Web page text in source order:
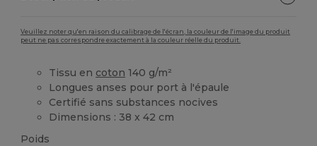
Veuillez noter qu'en raison du calibrage de l'écran, la couleur de l'image du produit
peut ne pas correspondre exactement à la couleur réelle du produit.
Tissu en coton 140 g/m²
Longues anses pour port à l'épaule
Certifié sans substances nocives
Dimensions : 38 x 42 cm
Poids